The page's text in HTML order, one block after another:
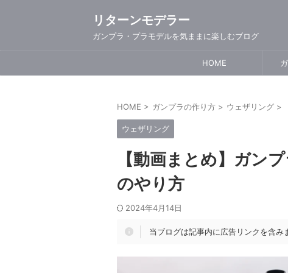
リターンモデラー
ガンプラ・プラモデルを気ままに楽しむブログ
HOME
HOME > ガンプラの作り方 > ウェザリング >
ウェザリング
【動画まとめ】ガン
のやり方
2024年4月14日
当ブログは記事内に広告リンクを含み